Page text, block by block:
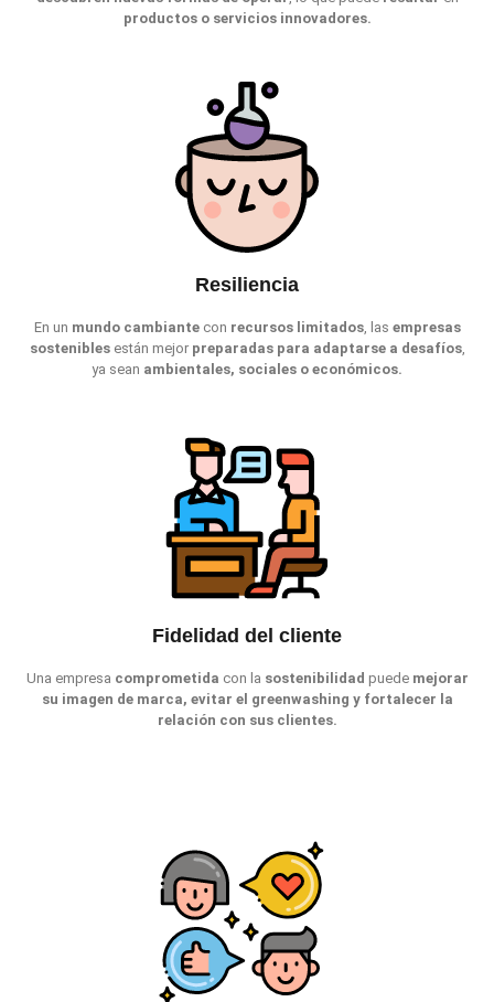
productos o servicios innovadores.
Resiliencia
En un mundo cambiantecon recursos limitados, las empresas
sosteniblesestán mejor preparadas para adaptarse a desafíos,
ya sean ambientales, sociales o económicos.
Fidelidad del cliente
Una empresa comprometida con la sostenibilidad puede mejorar
su imagen de marca, evitar el greenwashing y fortalecer la
relación con sus clientes.